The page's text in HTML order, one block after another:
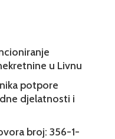
u Livnu
potpore
djelatnosti i
broj: 356-1-